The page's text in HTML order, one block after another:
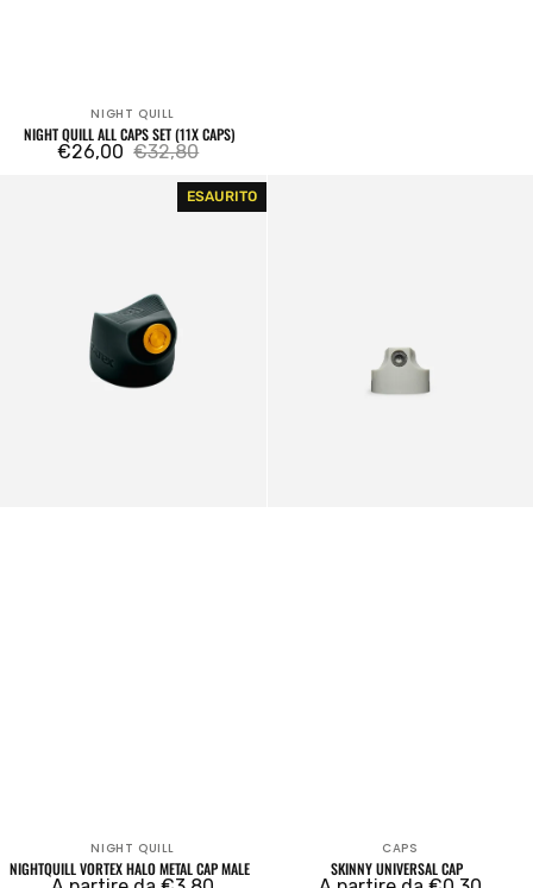
Venditore:
NIGHT QUILL
NIGHT QUILL ALL CAPS SET (11X CAPS)
Prezzo
€26,00
Prezzo
regolare
€32,80
ESAURITO
Venditore:
NIGHT QUILL
NIGHTQUILL VORTEX HALO METAL CAP MALE
Skinny
Universal
Venditore:
CAPS
SKINNY UNIVERSAL CAP